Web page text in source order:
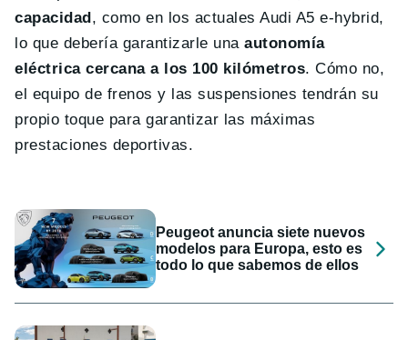
capacidad , como en los actuales Audi A5 e-hybrid,
lo que debería garantizarle unaautonomía
eléctrica cercana a los 100 kilómetros. Cómo no,
el equipo de frenos y las suspensiones tendrán su
propio toque para garantizar las máximas
prestaciones deportivas.
Peugeot anuncia siete nuevos
modelos para Europa, esto es
todo lo que sabemos de ellos